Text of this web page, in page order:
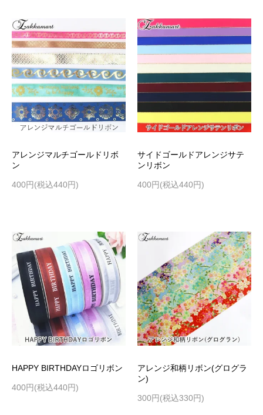
アレンジマルチゴールドリボ
ン
400円(税込440円)
サイドゴールドアレンジサテ
ンリボン
400円(税込440円)
HAPPY BIRTHDAYロゴリボン
400円(税込440円)
アレンジ和柄リボン(グログラ
ン)
300円(税込330円)